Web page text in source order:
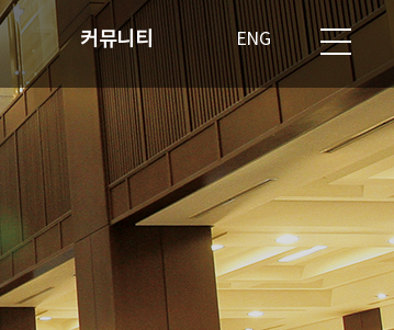
커뮤니티
재학생 공지사항
과제제출 게시판
학생회 게시판
자유게시판
자료실
교직원 전용 게시판
공지사항
ENG